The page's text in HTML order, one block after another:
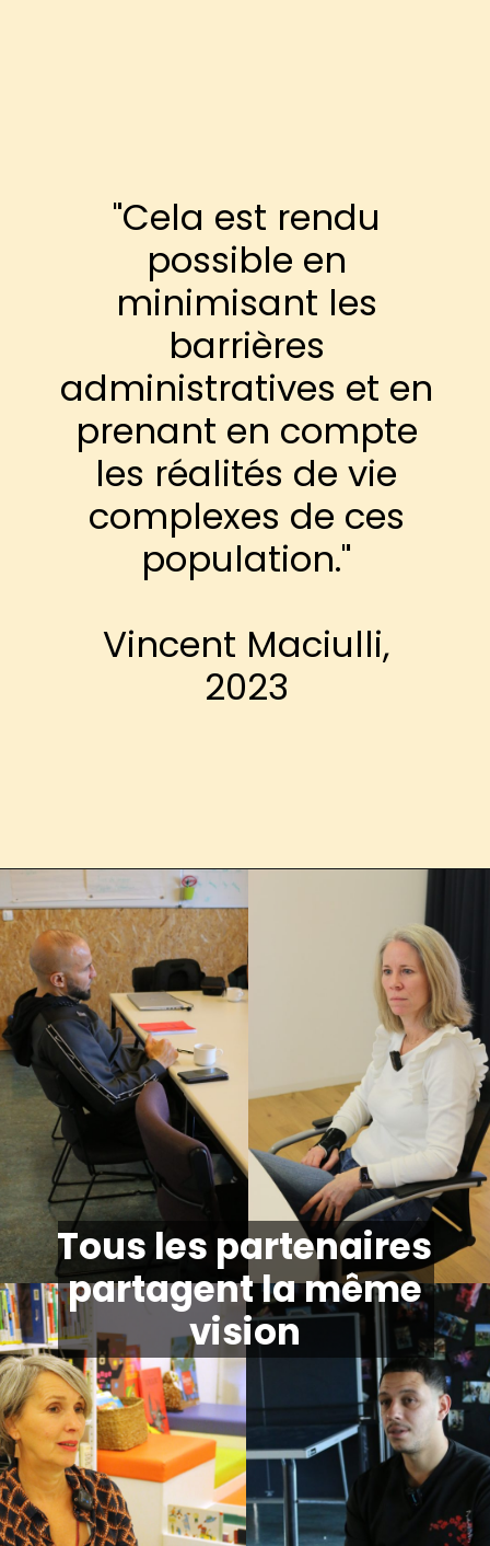
"Cela est rendu
possible en
minimisant les
barrières
administratives et en
prenant en compte
les réalités de vie
complexes de ces
population."
Vincent Maciulli,
2023
Tous les partenaires
partagent la même
vision